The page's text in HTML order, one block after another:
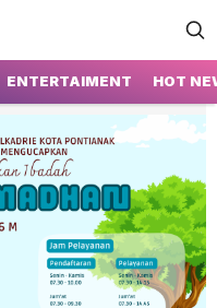
ENTERTAIMENT HOT